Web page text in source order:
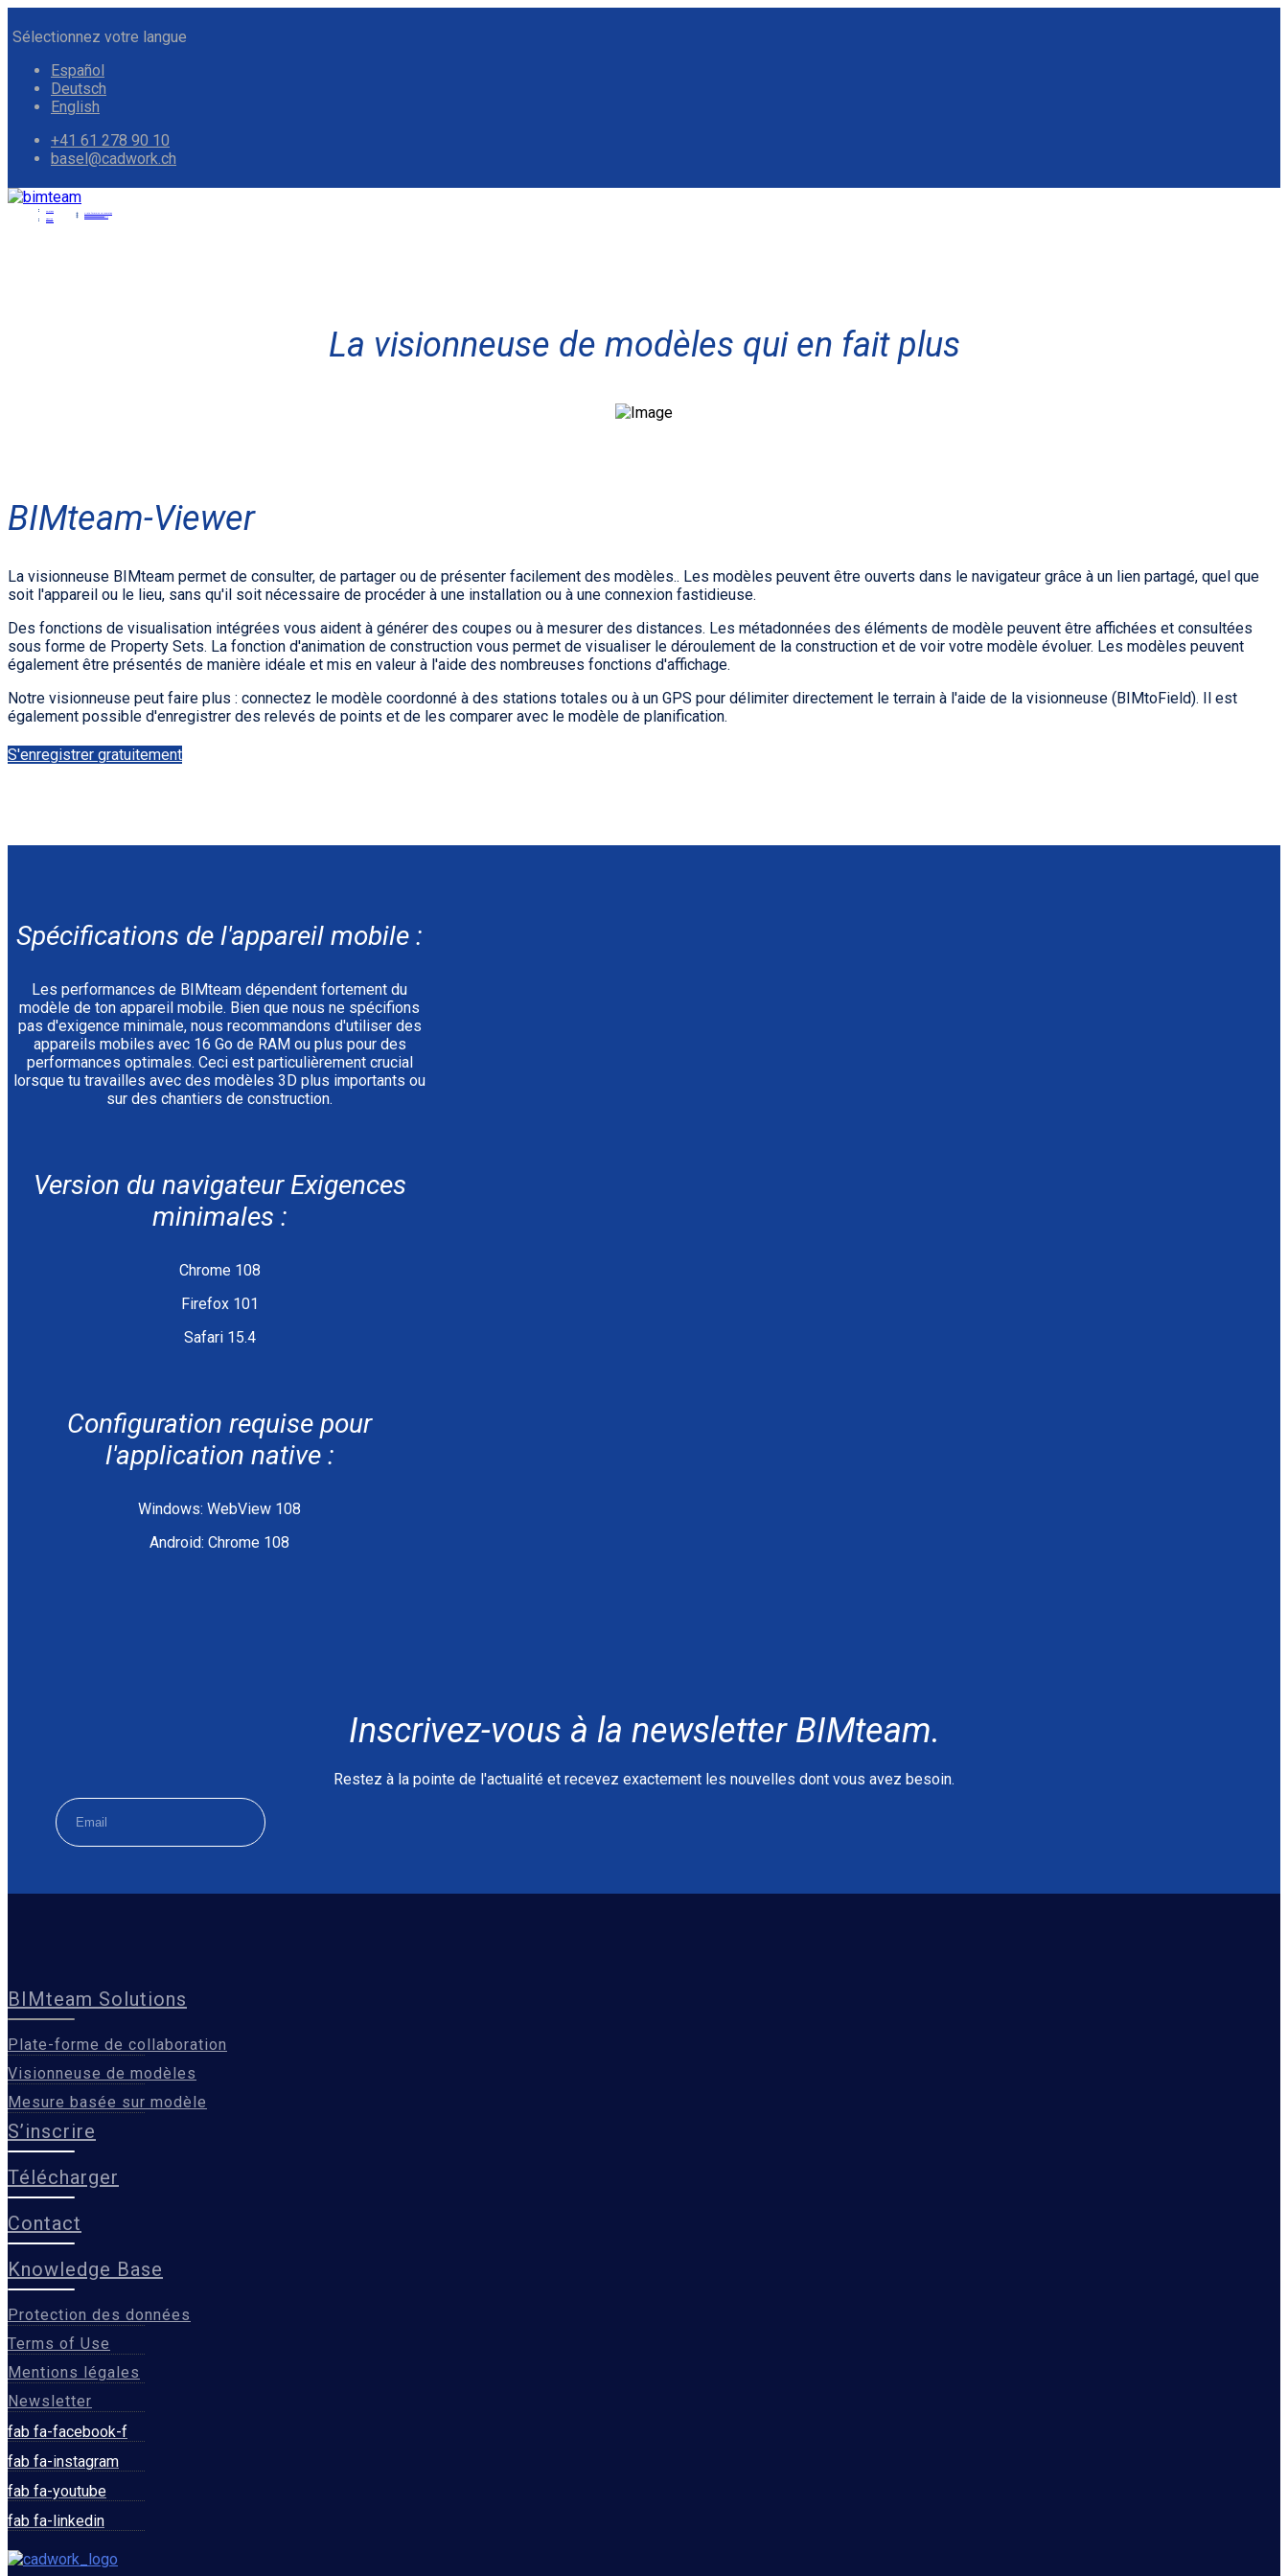
Sélectionnez votre langue
Español
Deutsch
English
+41 61 278 90 10
basel@cadwork.ch
La visionneuse de modèles qui en fait plus
BIMteam-Viewer
La visionneuse BIMteam permet de consulter, de partager ou de présenter facilement des modèles.. Les modèles peuvent être ouverts dans le navigateur grâce à un lien partagé, quel que
soit l'appareil ou le lieu, sans qu'il soit nécessaire de procéder à une installation ou à une connexion fastidieuse.
Des fonctions de visualisation intégrées vous aident à générer des coupes ou à mesurer des distances. Les métadonnées des éléments de modèle peuvent être affichées et consultées
sous forme de Property Sets. La fonction d'animation de construction vous permet de visualiser le déroulement de la construction et de voir votre modèle évoluer. Les modèles peuvent
également être présentés de manière idéale et mis en valeur à l'aide des nombreuses fonctions d'affichage.
Notre visionneuse peut faire plus : connectez le modèle coordonné à des stations totales ou à un GPS pour délimiter directement le terrain à l'aide de la visionneuse (BIMtoField). Il est
également possible d'enregistrer des relevés de points et de les comparer avec le modèle de planification.
S'enregistrer gratuitement
Spécifications de l'appareil mobile :
Les performances de BIMteam dépendent fortement du
modèle de ton appareil mobile. Bien que nous ne spécifions
pas d'exigence minimale, nous recommandons d'utiliser des
appareils mobiles avec 16 Go de RAM ou plus pour des
performances optimales. Ceci est particulièrement crucial
lorsque tu travailles avec des modèles 3D plus importants ou
sur des chantiers de construction.
Version du navigateur Exigences
minimales :
Chrome 108
Firefox 101
Safari 15.4
Configuration requise pour
l'application native :
Windows: WebView 108
Android: Chrome 108
Inscrivez-vous à la newsletter BIMteam.
Restez à la pointe de l'actualité et recevez exactement les nouvelles dont vous avez besoin.
BIMteam Solutions
Plate-forme de collaboration
Visionneuse de modèles
Mesure basée sur modèle
S’inscrire
Télécharger
Contact
Knowledge Base
Protection des données
Terms of Use
Mentions légales
Newsletter
fab fa-facebook-f
fab fa-instagram
fab fa-youtube
fab fa-linkedin